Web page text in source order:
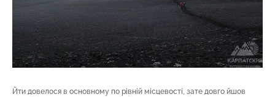
Йти довелося в основному по рівній місцевості, зате довго йшов